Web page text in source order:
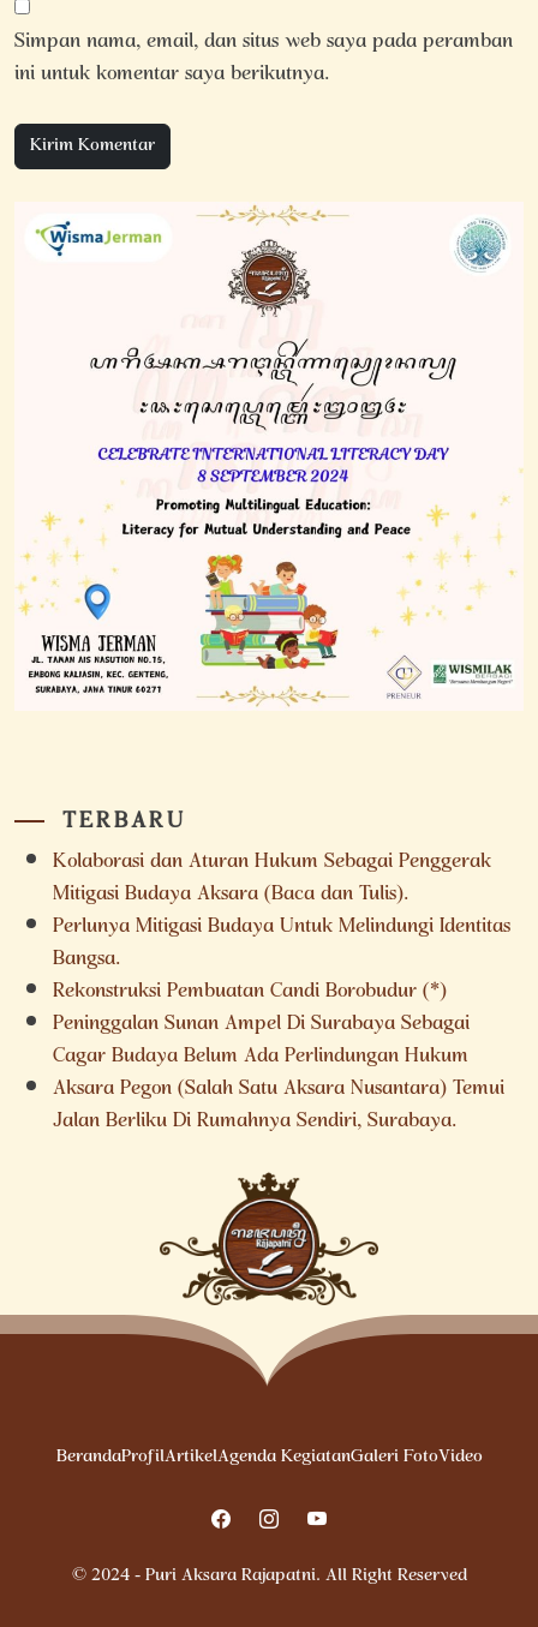
Simpan nama, email, dan situs web saya pada peramban
ini untuk komentar saya berikutnya.
TERBARU
Kolaborasi dan Aturan Hukum Sebagai Penggerak
Mitigasi Budaya Aksara (Baca dan Tulis).
Perlunya Mitigasi Budaya Untuk Melindungi Identitas
Bangsa.
Rekonstruksi Pembuatan Candi Borobudur (*)
Peninggalan Sunan Ampel Di Surabaya Sebagai
Cagar Budaya Belum Ada Perlindungan Hukum
Aksara Pegon (Salah Satu Aksara Nusantara) Temui
Jalan Berliku Di Rumahnya Sendiri, Surabaya.
BerandaProfilArtikelAgenda KegiatanGaleri FotoVideo
© 2024 - Puri Aksara Rajapatni. All Right Reserved